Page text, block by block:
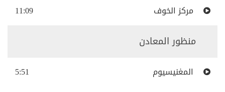
11:09 مركز الخوف
منظور المعادن
5:51
المغنيسيوم